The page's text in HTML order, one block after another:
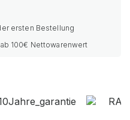
ersten Bestellung
100€ Nettowarenwert